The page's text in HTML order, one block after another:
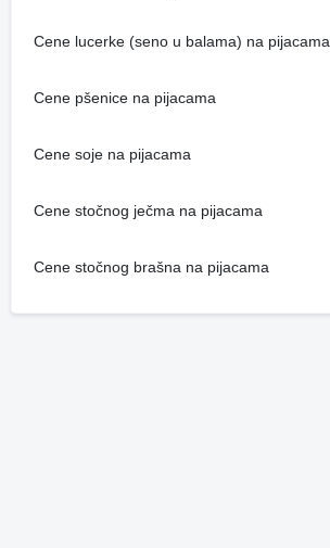
Cene lucerke (seno u balama) na pijacama
Cene pšenice na pijacama
Cene soje na pijacama
Cene stočnog ječma na pijacama
Cene stočnog brašna na pijacama